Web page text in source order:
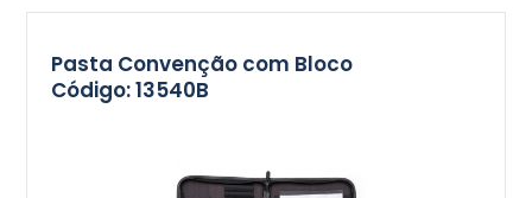
Pasta Convenção com Bloco
Código: 13540B